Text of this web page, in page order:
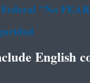
"No
English